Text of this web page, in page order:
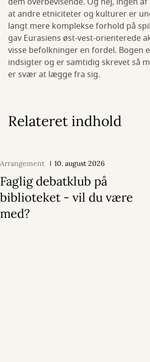
at andre etniciteter og kulturer er
langt mere komplekse forhold på
gav Eurasiens øst-vest-orienterede
visse befolkninger en fordel. Bogen
indsigter og er samtidig skrevet så
er svær at lægge fra sig.
Relateret indhold
Arrangement 10. august 2026
Faglig debatklub på
biblioteket - vil du være
med?